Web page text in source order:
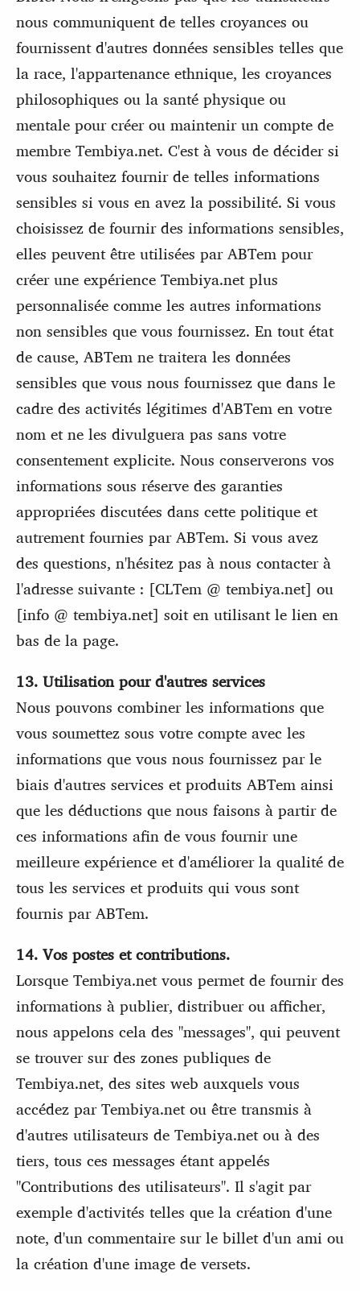
nous communiquent de telles croyances ou
fournissent d'autres données sensibles telles que
la race, l'appartenance ethnique, les croyances
philosophiques ou la santé physique ou
mentale pour créer ou maintenir un compte de
membre Tembiya.net. C'est à vous de décider si
vous souhaitez fournir de telles informations
sensibles si vous en avez la possibilité. Si vous
choisissez de fournir des informations sensibles,
elles peuvent être utilisées par ABTem pour
créer une expérience Tembiya.net plus
personnalisée comme les autres informations
non sensibles que vous fournissez. En tout état
de cause, ABTem ne traitera les données
sensibles que vous nous fournissez que dans le
cadre des activités légitimes d'ABTem en votre
nom et ne les divulguera pas sans votre
consentement explicite. Nous conserverons vos
informations sous réserve des garanties
appropriées discutées dans cette politique et
autrement fournies par ABTem. Si vous avez
des questions, n'hésitez pas à nous contacter à
l'adresse suivante : [CLTem @ tembiya.net] ou
[info @ tembiya.net] soit en utilisant le lien en
bas de la page.
13. Utilisation pour d'autres services
Nous pouvons combiner les informations que
vous soumettez sous votre compte avec les
informations que vous nous fournissez par le
biais d'autres services et produits ABTem ainsi
que les déductions que nous faisons à partir de
ces informations afin de vous fournir une
meilleure expérience et d'améliorer la qualité de
tous les services et produits qui vous sont
fournis par ABTem.
14. Vos postes et contributions.
Lorsque Tembiya.net vous permet de fournir des
informations à publier, distribuer ou afficher,
nous appelons cela des "messages", qui peuvent
se trouver sur des zones publiques de
Tembiya.net, des sites web auxquels vous
accédez par Tembiya.net ou être transmis à
d'autres utilisateurs de Tembiya.net ou à des
tiers, tous ces messages étant appelés
"Contributions des utilisateurs". Il s'agit par
exemple d'activités telles que la création d'une
note, d'un commentaire sur le billet d'un ami ou
la création d'une image de versets.